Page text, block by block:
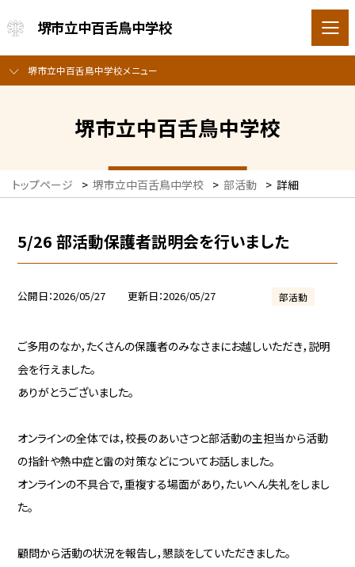
堺市立中百舌鳥中学校
堺市立中百舌鳥中学校メニュー
堺市立中百舌鳥中学校
トップページ > 堺市立中百舌鳥中学校 > 部活動 > 詳細
5/26 部活動保護者説明会を行いました
公開日 2026/05/27 更新日 2026/05/27 部活動
ご多用のなか，たくさんの保護者のみなさまにお越しいただき，説明
会を行えました。
ありがとうございました。
オンラインの全体では，校長のあいさつと部活動の主担当から活動
の指針や熱中症と雷の対策などについてお話しました。
オンラインの不具合で，重複する場面があり，たいへん失礼をしまし
た。
顧問から活動の状況を報告し，懇談をしていただきました。